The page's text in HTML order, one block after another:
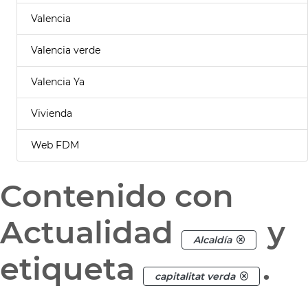
Valencia
Valencia verde
Valencia Ya
Vivienda
Web FDM
Contenido con
Actualidad
Alcaldía
y
etiqueta
capitalitat verda .